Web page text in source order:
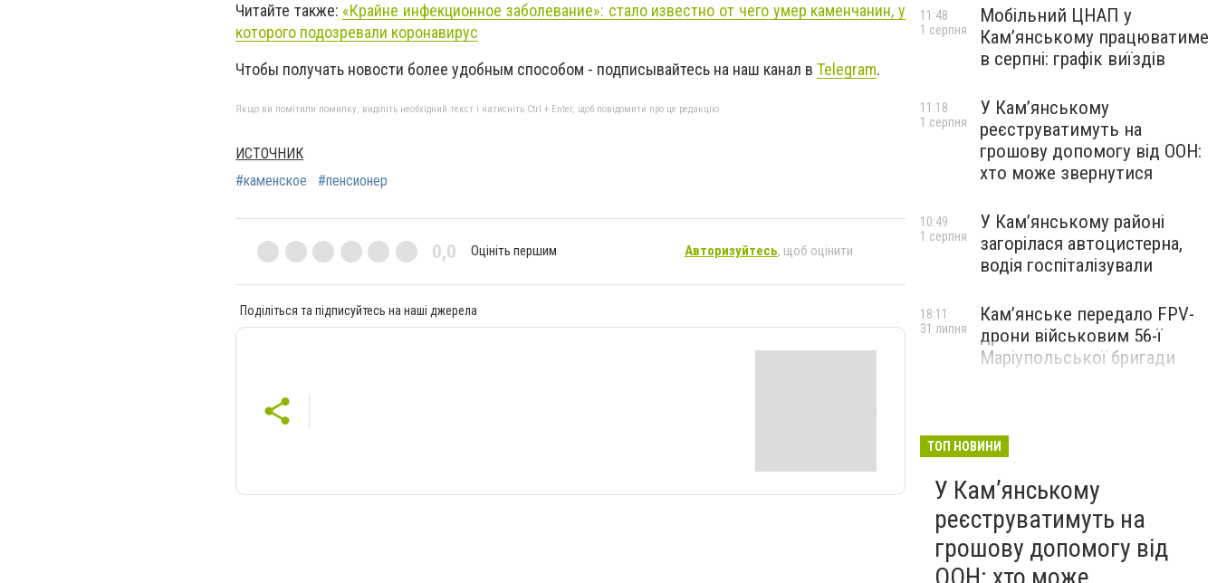
Читайте также: «Крайне инфекционное заболевание»: стало известно от чего умер каменчанин, у
которого подозревали коронавирус
Чтобы получать новости более удобным способом - подписывайтесь на наш канал в Telegram.
Якщо ви помітили помилку, виділіть необхідний текст і натисніть Ctrl + Enter, щоб повідомити про це редакцію
ИСТОЧНИК
#каменское
#пенсионер
0,0 Оцініть першим Авторизуйтесь, щоб оцінити
Поділіться та підписуйтесь на наші джерела
Мобільний ЦНАП у
Кам’янському працюватиме
в серпні: графік виїздів
11:48
1 серпня
У Кам’янському
реєструватимуть на
грошову допомогу від ООН:
хто може звернутися
11:18
1 серпня
У Кам’янському районі
загорілася автоцистерна,
водія госпіталізували
10:49
1 серпня
Кам’янське передало FPV-
дрони військовим 56-ї
Маріупольської бригади
18:11
31 липня
ТОП НОВИНИ
У Кам’янському
реєструватимуть на
грошову допомогу від